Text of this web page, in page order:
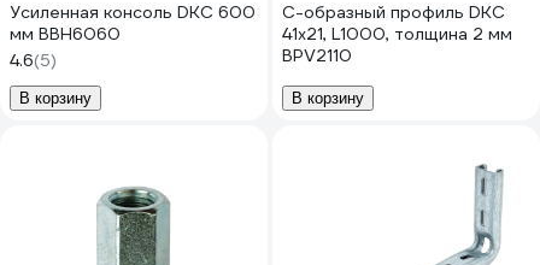
Усиленная консоль DKC 600
мм BBH6060
4.6(5)
В корзину
С-образный профиль DKC
41x21, L1000, толщина 2 мм
BPV2110
В корзину